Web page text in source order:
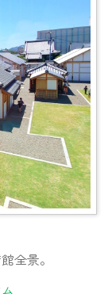
全景。